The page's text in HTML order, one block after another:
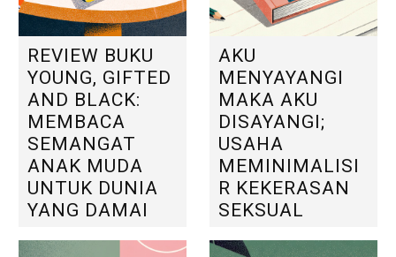
REVIEW BUKU
YOUNG, GIFTED
AND BLACK:
MEMBACA
SEMANGAT
ANAK MUDA
UNTUK DUNIA
YANG DAMAI
AKU
MENYAYANGI
MAKA AKU
DISAYANGI;
USAHA
MEMINIMALISI
R KEKERASAN
SEKSUAL